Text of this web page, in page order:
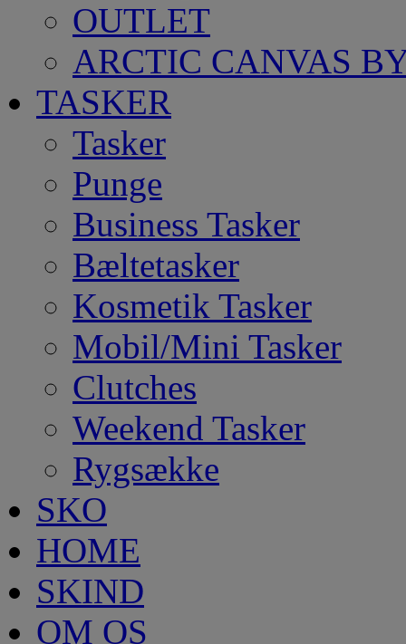
OUTLET
ARCTIC CANVAS
TASKER
Tasker
Punge
Business Tasker
Bæltetasker
Kosmetik Tasker
Mobil/Mini Tasker
Clutches
Weekend Tasker
Rygsække
SKO
HOME
SKIND
OM OS